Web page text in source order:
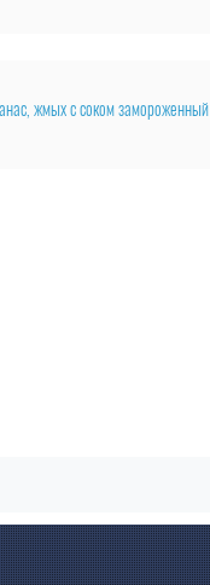
жмых с соком замороженный